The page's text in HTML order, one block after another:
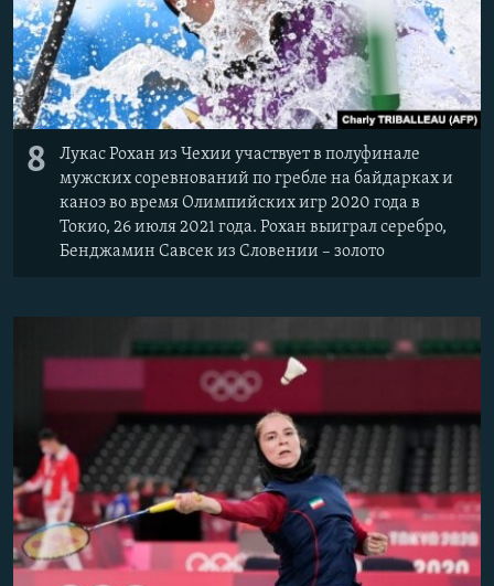
8
Лукас Рохан из Чехии участвует в полуфинале
мужских соревнований по гребле на байдарках и
каноэ во время Олимпийских игр 2020 года в
Токио, 26 июля 2021 года. Рохан выиграл серебро,
Бенджамин Савсек из Словении – золото